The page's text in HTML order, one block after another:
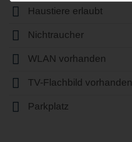
Haustiere erlaubt
Nichtraucher
WLAN vorhanden
TV-Flachbild vorhanden
Parkplatz